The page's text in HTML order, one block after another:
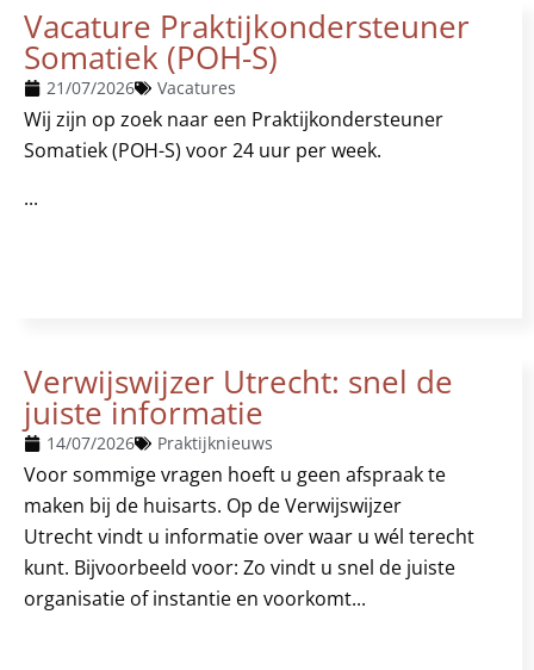
Vacature Praktijkondersteuner
Somatiek (POH-S)
21/07/2026 Vacatures
Wij zijn op zoek naar een Praktijkondersteuner
Somatiek (POH-S) voor 24 uur per week.
...
Verwijswijzer Utrecht: snel de
juiste informatie
14/07/2026 Praktijknieuws
Voor sommige vragen hoeft u geen afspraak te
maken bij de huisarts. Op de Verwijswijzer
Utrecht vindt u informatie over waar u wél terecht
kunt. Bijvoorbeeld voor: Zo vindt u snel de juiste
organisatie of instantie en voorkomt...